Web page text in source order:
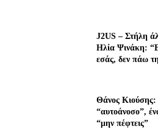
J2US – Στήλη
Ηλία Ψινάκη:
εσάς, δεν πάω
Θάνος Κιούσης:
“αυτοάνοσο”,
“μην πέφτεις”